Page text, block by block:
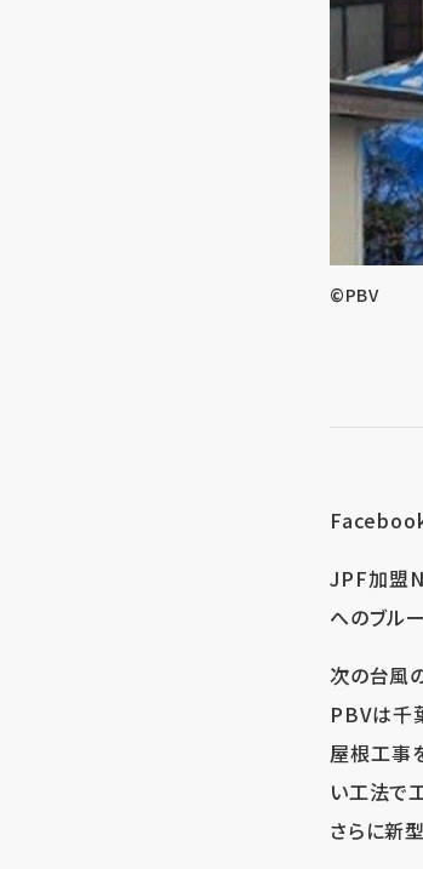
©PBV
JPF加盟
へのブル
次の台風
PBVは千
屋根工事
い工法で
さらに新